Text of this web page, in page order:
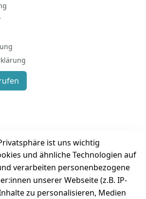
ist uns wichtig
und ähnliche Technologien auf
verarbeiten personenbezogene
unserer Webseite (z.B. IP-
zu personalisieren, Medien